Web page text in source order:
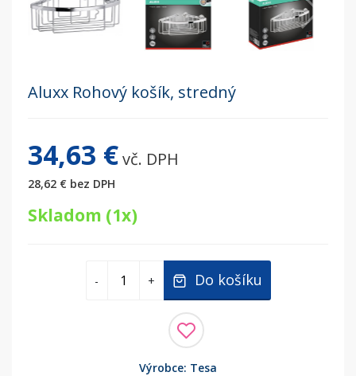
Aluxx Rohový košík, stredný
34,63 €vč. DPH
28,62 € bez DPH
Skladom (1x)
- + Do košíku
Výrobce: Tesa